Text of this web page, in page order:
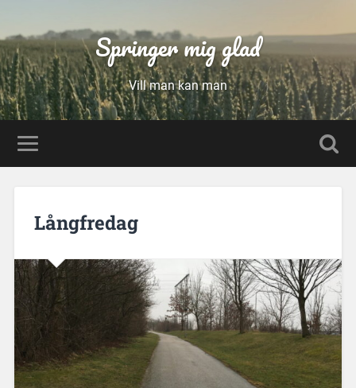
Springer mig glad
Vill man kan man
Långfredag